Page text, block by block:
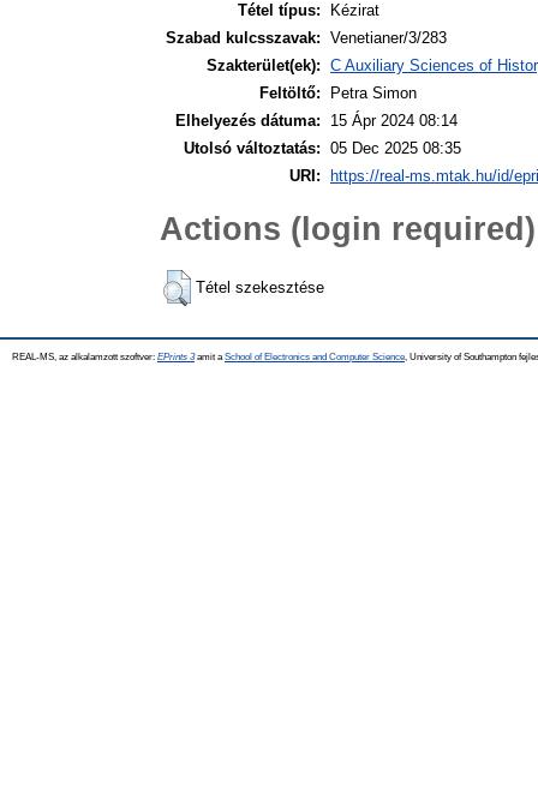
Tétel típus:
Kézirat
Szabad kulcsszavak: Venetianer/3/283
Szakterület(ek): C Auxiliary Sciences of
Feltöltő:
Petra Simon
Elhelyezés dátuma:
15 Ápr 2024 08:14
Utolsó változtatás: 05 Dec 2025 08:35
URI:
https://real-ms.mtak.hu/id/
Actions (login required)
Tétel szekesztése
REAL-MS, az alkalamzott szoftver: EPrints 3amit a School of Electronics and Computer Science , University of Southampton